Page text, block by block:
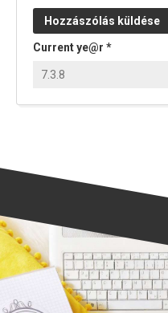
Current ye@r *